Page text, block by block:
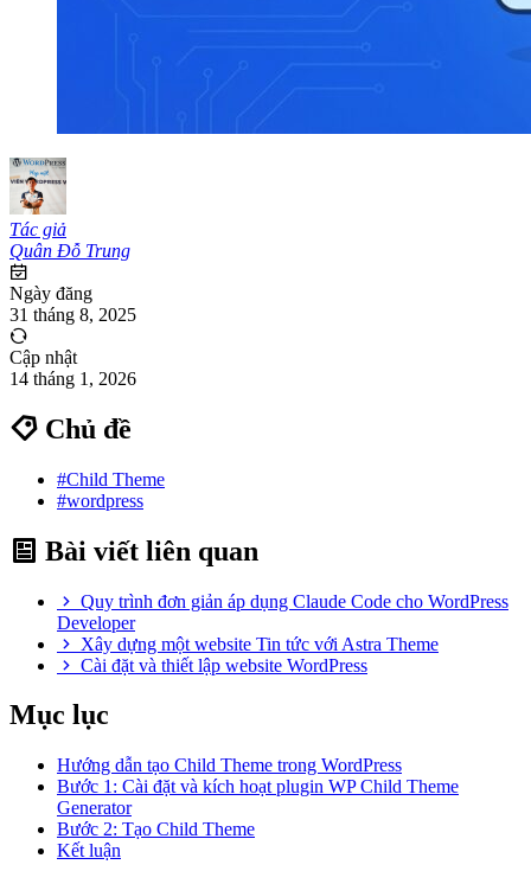
Tác giả
Quân Đỗ Trung
Ngày đăng
31 tháng 8, 2025
Cập nhật
14 tháng 1, 2026
Chủ đề
#Child Theme
#wordpress
Bài viết liên quan
Quy trình đơn giản áp dụng Claude Code cho WordPress
Developer
Xây dựng một website Tin tức với Astra Theme
Cài đặt và thiết lập website WordPress
Mục lục
Hướng dẫn tạo Child Theme trong WordPress
Bước 1: Cài đặt và kích hoạt plugin WP Child Theme
Generator
Bước 2: Tạo Child Theme
Kết luận